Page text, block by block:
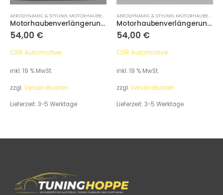
AERODYNAMIC & STYLING, MOTORHAUBENVERLÄNGERUNG
Motorhaubenverlängerung, VW Lupo
54,00 €
CSR Automotive
inkl. 19 % MwSt.
zzgl.Versandkosten
Lieferzeit: 3-5 Werktage
AERODYNAMIC & STYLING, MOTORHAUBENVERLÄNGERUNG
Motorhaubenverlängerung, VW Golf 5
54,00 €
CSR Automotive
inkl. 19 % MwSt.
zzgl.Versandkosten
Lieferzeit: 3-5 Werktage